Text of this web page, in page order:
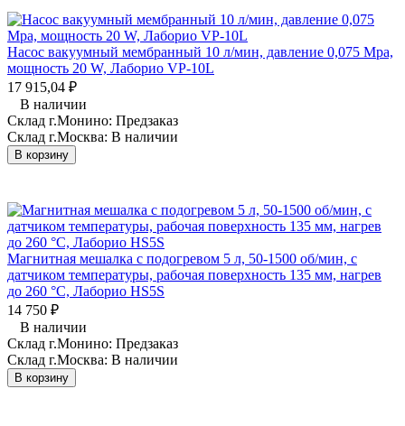
Насос вакуумный мембранный 10 л/мин, давление 0,075 Mpa,
мощность 20 W, Лаборио VP-10L
17 915,04 ₽
В наличии
Склад г.Монино: Предзаказ
Склад г.Москва: В наличии
В корзину
Магнитная мешалка с подогревом 5 л, 50-1500 об/мин, с
датчиком температуры, рабочая поверхность 135 мм, нагрев
до 260 °C, Лаборио HS5S
14 750 ₽
В наличии
Склад г.Монино: Предзаказ
Склад г.Москва: В наличии
В корзину